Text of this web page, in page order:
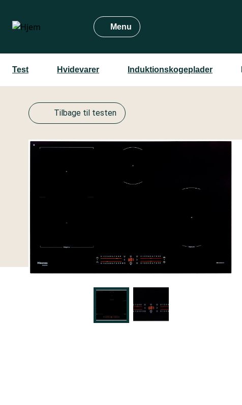
hovedindhold
Menu
Test Hvidevarer Induktions­kogeplader
Tilbage til testen